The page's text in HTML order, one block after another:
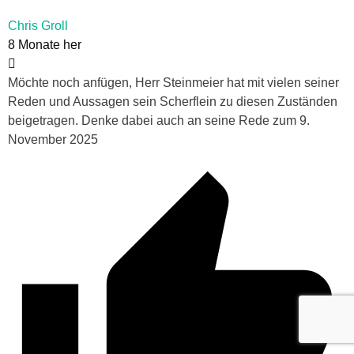
Chris Groll
8 Monate her
Möchte noch anfügen, Herr Steinmeier hat mit vielen seiner
Reden und Aussagen sein Scherflein zu diesen Zuständen
beigetragen. Denke dabei auch an seine Rede zum 9.
November 2025